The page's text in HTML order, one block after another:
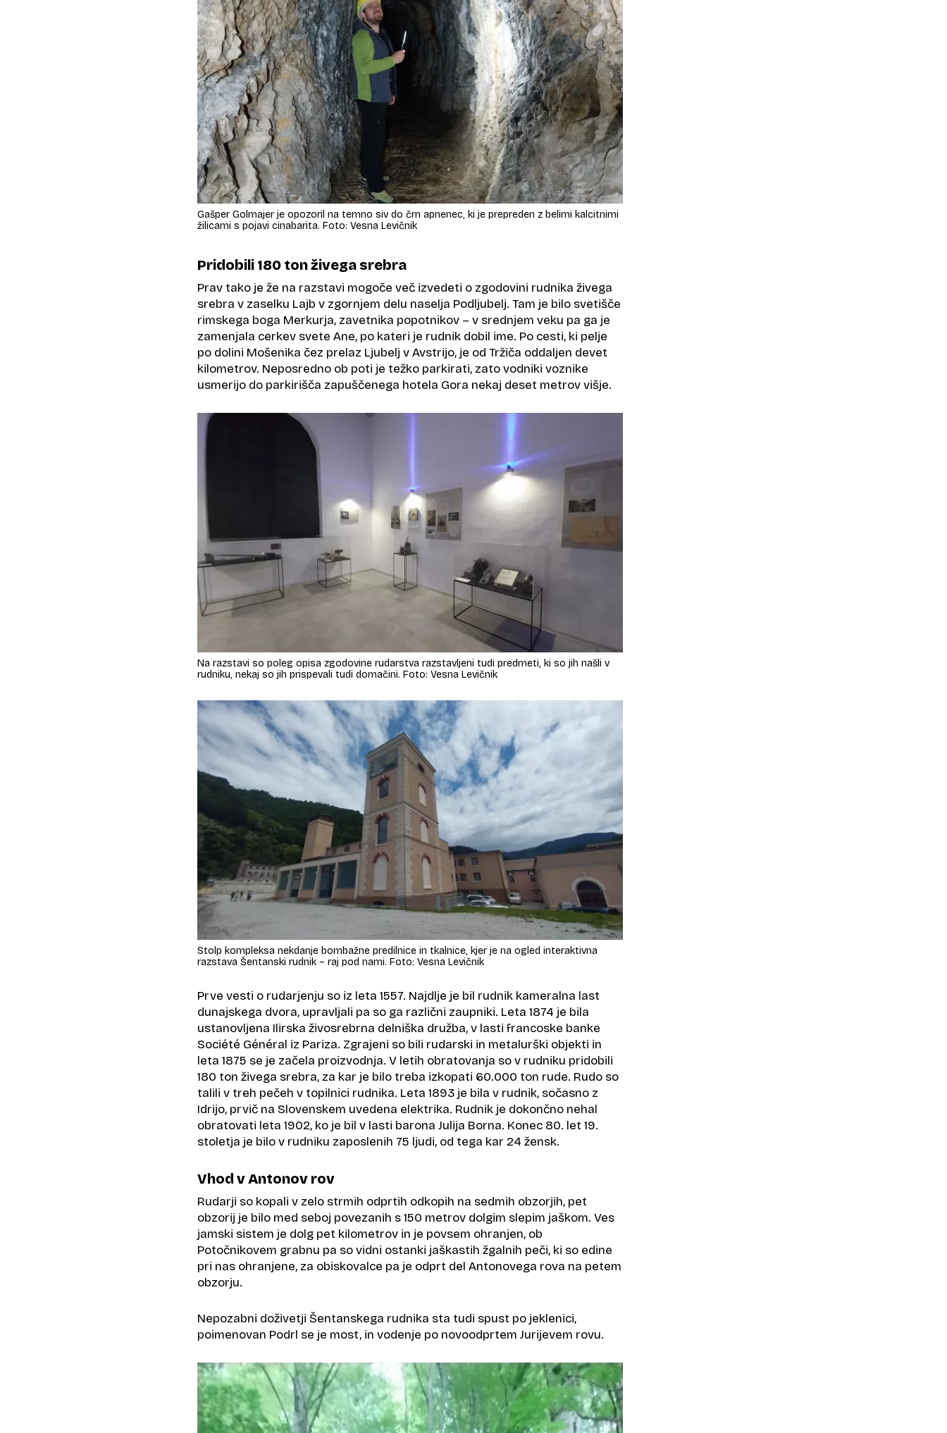
Gašper Golmajer je opozoril na temno siv do črn apnenec, ki je prepreden z belimi kalcitnimi
žilicami s pojavi cinabarita. Foto: Vesna Levičnik
Pridobili 180 ton živega srebra
Prav tako je že na razstavi mogoče več izvedeti o zgodovini rudnika živega
srebra v zaselku Lajb v zgornjem delu naselja Podljubelj. Tam je bilo svetišče
rimskega boga Merkurja, zavetnika popotnikov – v srednjem veku pa ga je
zamenjala cerkev svete Ane, po kateri je rudnik dobil ime. Po cesti, ki pelje
po dolini Mošenika čez prelaz Ljubelj v Avstrijo, je od Tržiča oddaljen devet
kilometrov. Neposredno ob poti je težko parkirati, zato vodniki voznike
usmerijo do parkirišča zapuščenega hotela Gora nekaj deset metrov višje.
Na razstavi so poleg opisa zgodovine rudarstva razstavljeni tudi predmeti, ki so jih našli v
rudniku, nekaj so jih prispevali tudi domačini. Foto: Vesna Levičnik
Stolp kompleksa nekdanje bombažne predilnice in tkalnice, kjer je na ogled interaktivna
razstava Šentanski rudnik – raj pod nami. Foto: Vesna Levičnik
Prve vesti o rudarjenju so iz leta 1557. Najdlje je bil rudnik kameralna last
dunajskega dvora, upravljali pa so ga različni zaupniki. Leta 1874 je bila
ustanovljena Ilirska živosrebrna delniška družba, v lasti francoske banke
Société Général iz Pariza. Zgrajeni so bili rudarski in metalurški objekti in
leta 1875 se je začela proizvodnja. V letih obratovanja so v rudniku pridobili
180 ton živega srebra, za kar je bilo treba izkopati 60.000 ton rude. Rudo so
talili v treh pečeh v topilnici rudnika. Leta 1893 je bila v rudnik, sočasno z
Idrijo, prvič na Slovenskem uvedena elektrika. Rudnik je dokončno nehal
obratovati leta 1902, ko je bil v lasti barona Julija Borna. Konec 80. let 19.
stoletja je bilo v rudniku zaposlenih 75 ljudi, od tega kar 24 žensk.
Vhod v Antonov rov
Rudarji so kopali v zelo strmih odprtih odkopih na sedmih obzorjih, pet
obzorij je bilo med seboj povezanih s 150 metrov dolgim slepim jaškom. Ves
jamski sistem je dolg pet kilometrov in je povsem ohranjen, ob
Potočnikovem grabnu pa so vidni ostanki jaškastih žgalnih peči, ki so edine
pri nas ohranjene, za obiskovalce pa je odprt del Antonovega rova na petem
obzorju.
Nepozabni doživetji Šentanskega rudnika sta tudi spust po jeklenici,
poimenovan Podrl se je most, in vodenje po novoodprtem Jurijevem rovu.